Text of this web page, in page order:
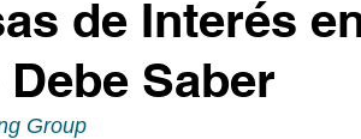
de Interés
Saber
Group